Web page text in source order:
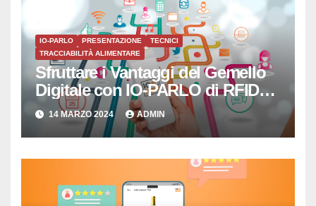
IO-PARLO PRESENTAZIONE
TECNICI
TRACCIABILITÀ ALIMENTARE
Sfruttare i Vantaggi del Gemello
Digitale con IO-PARLO di RFID
SISTEMI SRL
14 MARZO 2024 ADMIN